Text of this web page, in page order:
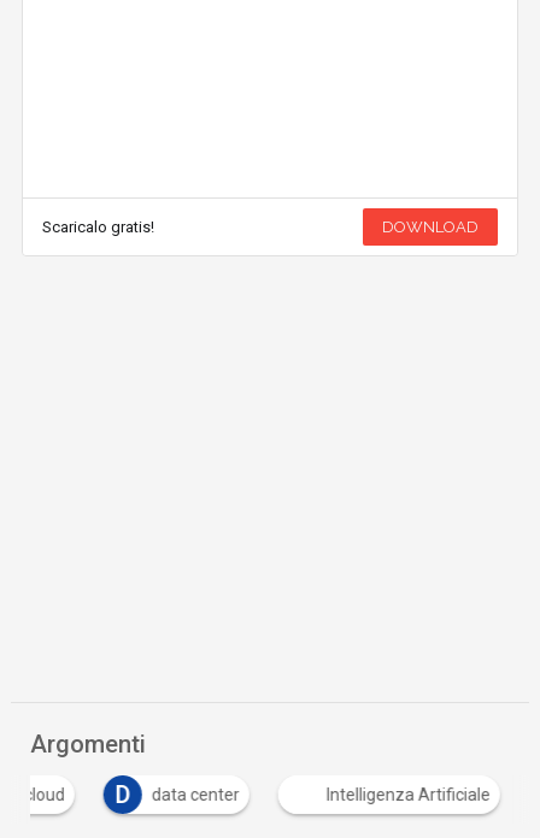
Scaricalo gratis! DOWNLOAD
Argomenti
cloud D data center Intelligenza Artificiale